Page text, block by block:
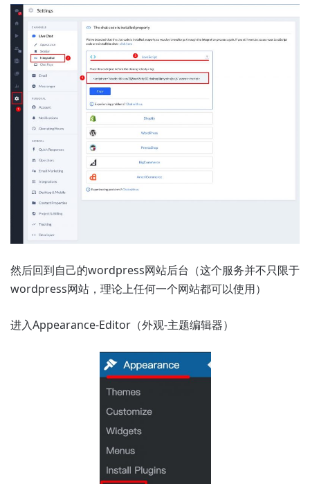
然后回到自己的wordpress网站后台（这个服务并不只限于
wordpress网站，理论上任何一个网站都可以使用）
进入Appearance-Editor（外观-主题编辑器）